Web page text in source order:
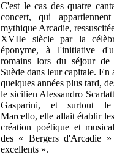
C'est le cas des quatre
concert, qui
mythique Arcadie,
XVIIe siècle par la
éponyme, à l'initiative
romains lors du séjour
Suède dans leur capitale. En
quelques années plus tard,
le sicilien Alessandro
Gasparini, et surtout le
Marcello, elle allait établir
création poétique et
des « Bergers d'Arcadie
excellents ».